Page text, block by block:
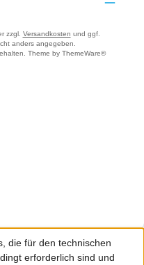
zzgl. Versandkosten und ggf.
anders angegeben.
Theme by ThemeWare®
die für den technischen
erforderlich sind und